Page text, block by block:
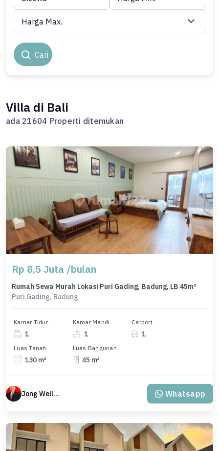
Cari
Harga Max.
Villa di Bali
ada 21604 Properti ditemukan
Rp 8,5 Juta /bulan
Rumah Sewa Murah Lokasi Puri Gading, Badung, LB 45m²
Puri Gading, Badung
Kamar Tidur
1
Kamar Mandi
1
Carport
1
Luas Tanah
130 m²
Luas Bangunan
45 m²
Jong Welly Sutrisno Whatsapp